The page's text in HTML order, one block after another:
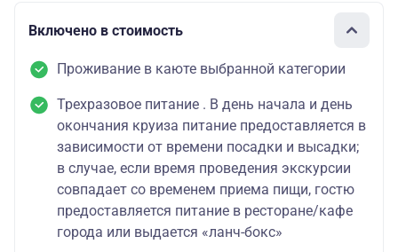
Включено в стоимость
Проживание в каюте выбранной категории
Трехразовое питание . В день начала и день
окончания круиза питание предоставляется в
зависимости от времени посадки и высадки;
в случае, если время проведения экскурсии
совпадает со временем приема пищи, гостю
предоставляется питание в ресторане/кафе
города или выдается «ланч-бокс»